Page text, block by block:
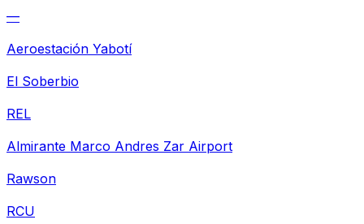
—
Aeroestación Yabotí
El Soberbio
REL
Almirante Marco Andres Zar Airport
Rawson
RCU